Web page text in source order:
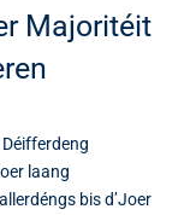
Majoritéit
laang
bis d’Joer